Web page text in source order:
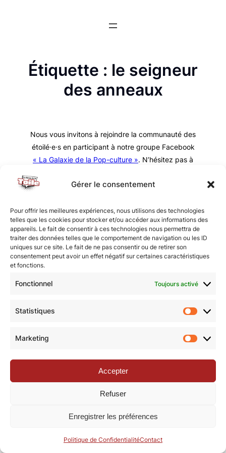
Gérer le consentement
Pour offrir les meilleures expériences, nous utilisons des technologies
telles que les cookies pour stocker et/ou accéder aux informations des
appareils. Le fait de consentir à ces technologies nous permettra de
traiter des données telles que le comportement de navigation ou les ID
uniques sur ce site. Le fait de ne pas consentir ou de retirer son
consentement peut avoir un effet négatif sur certaines caractéristiques
et fonctions.
Fonctionnel Toujours activé
Statistiques
Marketing
Accepter
Refuser
Enregistrer les préférences
Politique de ConfidentialitéContact
Étiquette : le seigneur
des anneaux
Nous vous invitons à rejoindre la communauté des
étoilé·e·s en participant à notre groupe Facebook
« La Galaxie de la Pop-culture ». N’hésitez pas à
© Revue de la Toile 2018 – 2026 | Thème Mesa WPEX par
WPExplorer